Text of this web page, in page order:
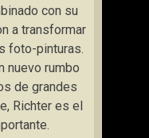
con su
a transformar
foto-pinturas.
nuevo rumbo
de grandes
Richter es el